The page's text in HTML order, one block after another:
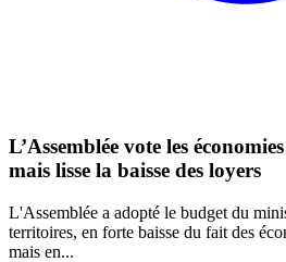
L’Assemblée vote les
mais lisse la baisse des loyers
L'Assemblée a adopté le budget du
territoires, en forte baisse du fait des
mais en...